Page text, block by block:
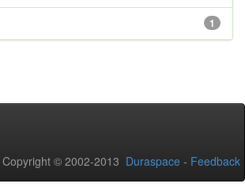
1
Copyright © 2002-2013 Duraspace - Feedback